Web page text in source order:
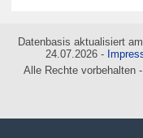
Datenbasis aktualisiert
24.07.2026 -
Alle Rechte vorbehalten